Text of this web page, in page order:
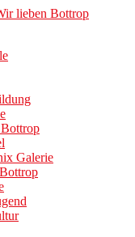
Galerie